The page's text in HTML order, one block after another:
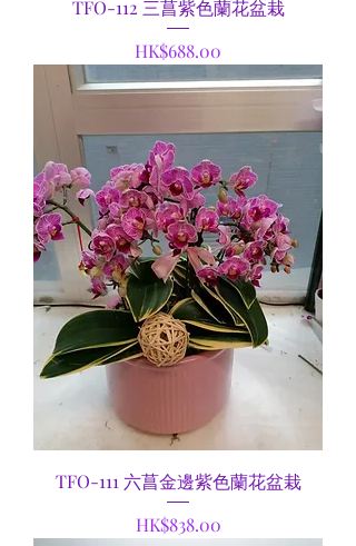
TFO-112 三菖紫色蘭花盆栽
Price
HK$688.00
TFO-111 六菖金邊紫色蘭花盆栽
Price
HK$838.00